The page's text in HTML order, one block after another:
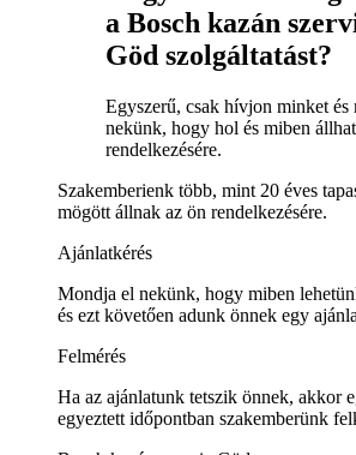
a Bosch kazán
Göd szolgáltatást?
Egyszerű, csak hívjon minket és
nekünk, hogy hol és miben
rendelkezésére.
Szakemberienk több, mint 20 éves
mögött állnak az ön rendelkezésére.
Ajánlatkérés
Mondja el nekünk, hogy miben
és ezt követően adunk önnek egy
Felmérés
Ha az ajánlatunk tetszik önnek, akkor
egyeztett időpontban szakemberünk